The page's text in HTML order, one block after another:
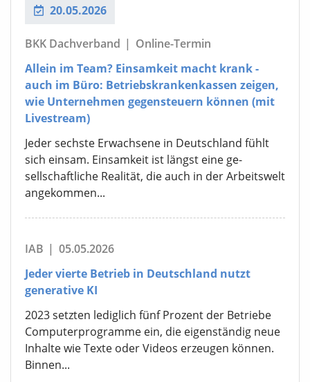
20.05.2026
BKK Dachverband | Online-Termin
Allein im Team? Einsamkeit macht krank -
auch im Büro: Betriebskrankenkassen zeigen,
wie Unternehmen gegensteuern können (mit
Livestream)
Jeder sechste Erwachsene in Deutschland fühlt
sich einsam. Einsamkeit ist längst eine ge-
sellschaftliche Realität, die auch in der Arbeitswelt
angekommen...
IAB | 05.05.2026
Jeder vierte Betrieb in Deutschland nutzt
generative KI
2023 setzten lediglich fünf Prozent der Betriebe
Computerprogramme ein, die eigenständig neue
Inhalte wie Texte oder Videos erzeugen können.
Binnen...